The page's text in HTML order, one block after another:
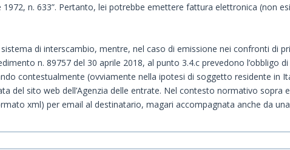
n. 633”. Pertanto, lei potrebbe emettere fattura elettronica (non
di interscambio, mentre, nel caso di emissione nei confronti di
n. 89757 del 30 aprile 2018, al punto 3.4.c prevedono l’obbligo
contestualmente (ovviamente nella ipotesi di soggetto residente in
del sito web dell’Agenzia delle entrate. Nel contesto normativo sopra
xml) per email al destinatario, magari accompagnata anche da